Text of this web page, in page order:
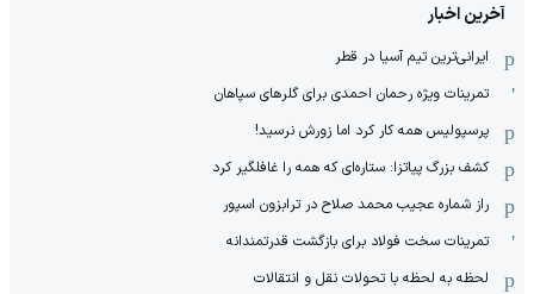
آخرین اخبار
ایرانی‌ترین تیم آسیا در قطر
تمرینات ویژه رحمان احمدی برای گلرهای سپاهان
پرسپولیس همه کار کرد اما زورش نرسید!
کشف بزرگ پیاتزا: ستاره‌ای که همه را غافلگیر کرد
راز شماره عجیب محمد صلاح در ترابزون اسپور
تمرینات سخت فولاد برای بازگشت قدرتمندانه
لحظه به لحظه با تحولات نقل و انتقالات